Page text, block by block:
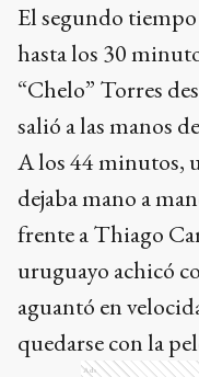
El segundo
hasta los 30
“Chelo” Torres
salió a las manos
A los 44 minutos,
dejaba mano a
frente a Thiago
uruguayo achicó
aguantó en
quedarse con la
Ads